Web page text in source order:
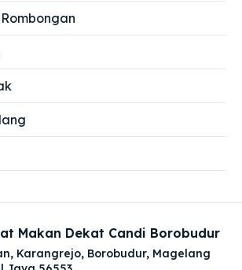
Makan Dekat Candi Borobudur
Karangrejo, Borobudur, Magelang